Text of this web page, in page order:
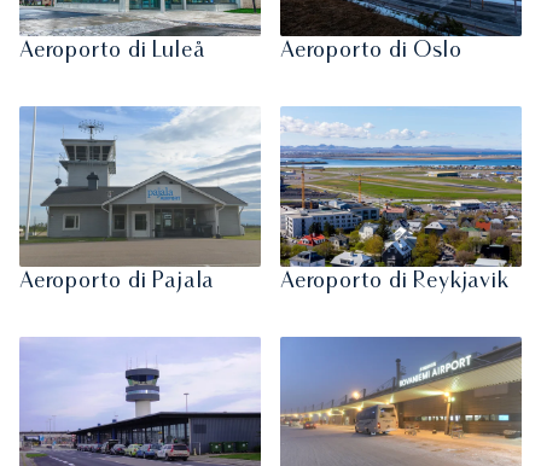
Aeroporto di Luleå Aeroporto di Oslo
Aeroporto di Pajala Aeroporto di Reykjavik